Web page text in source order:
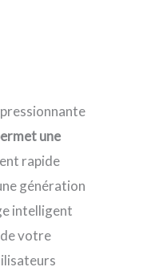
une
rapide
génération
intelligent
votre